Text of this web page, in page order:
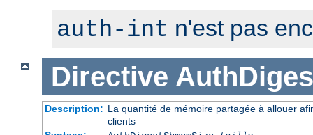
auth-int n'est pas
Directive
Description: La quantité de mémoire partagée à allouer
clients